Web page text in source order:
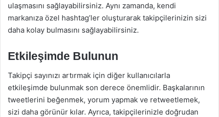
ulaşmasını sağlayabilirsiniz. Aynı zamanda, kendi
markanıza özel hashtag’ler oluşturarak takipçilerinizin sizi
daha kolay bulmasını sağlayabilirsiniz.
Etkileşimde Bulunun
Takipçi sayınızı artırmak için diğer kullanıcılarla
etkileşimde bulunmak son derece önemlidir. Başkalarının
tweetlerini beğenmek, yorum yapmak ve retweetlemek,
sizi daha görünür kılar. Ayrıca, takipçilerinizle doğrudan